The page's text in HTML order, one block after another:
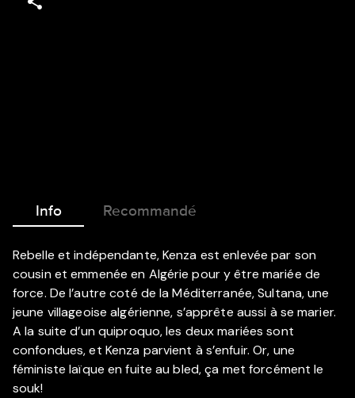
Info Recommandé
Rebelle et indépendante, Kenza est enlevée par son
cousin et emmenée en Algérie pour y être mariée de
force. De l’autre coté de la Méditerranée, Sultana, une
jeune villageoise algérienne, s’apprête aussi à se marier.
A la suite d’un quiproquo, les deux mariées sont
confondues, et Kenza parvient à s’enfuir. Or, une
féministe laïque en fuite au bled, ça met forcément le
souk!